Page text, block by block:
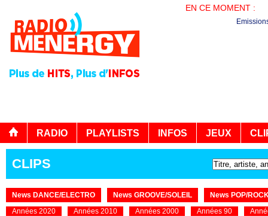
EN CE MOMENT :
RADIO PLAYLISTS INFOS JEUX
CLIPS
News DANCE/ELECTRO News GROOVE/SOLEIL
News POP/
Années 2020
Années 2010 Années 2000 Années 90